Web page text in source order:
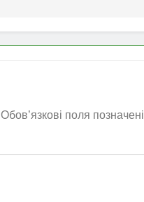
Обов’язкові поля позначені